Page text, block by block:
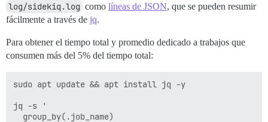
log/sidekiq.log como líneas de JSON, que se pueden resumir
fácilmente a través de jq.
Para obtener el tiempo total y promedio dedicado a trabajos que
consumen más del 5% del tiempo total:
sudo apt update && apt install jq -y
jq -s '
  group_by(.job_name)